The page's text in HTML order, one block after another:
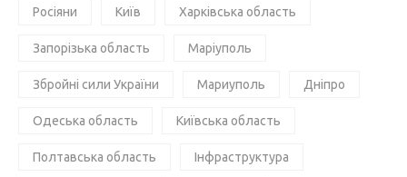
Росіяни Київ Харківська область
Запорізька область Маріуполь
Збройні сили України Мариуполь Дніпро
Одеська область Київська область
Полтавська область Інфраструктура